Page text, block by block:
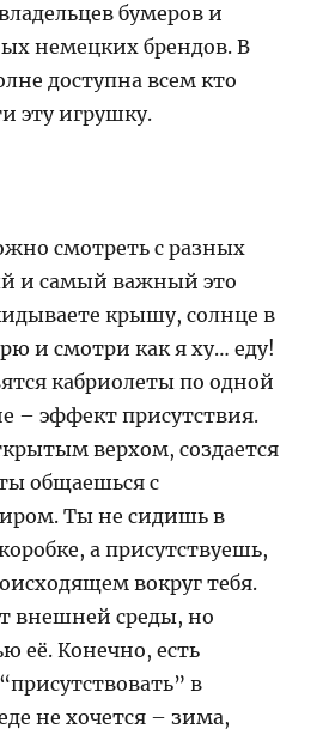
бумеров и
немецких брендов. В
доступна всем кто
эту игрушку.
смотреть с разных
и самый важный это
крышу, солнце в
и смотри как я ху… еду!
кабриолеты по одной
– эффект присутствия.
верхом, создается
общаешься с
Ты не сидишь в
а присутствуешь,
вокруг тебя.
внешней среды, но
её. Конечно, есть
в
не хочется – зима,